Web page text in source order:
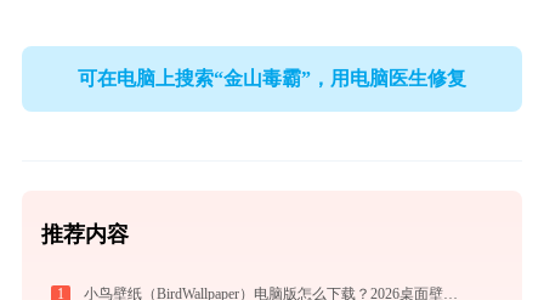
可在电脑上搜索“金山毒霸”，用电脑医生修复
推荐内容
1 小鸟壁纸（BirdWallpaper）电脑版怎么下载？2026桌面壁纸美化神器指南